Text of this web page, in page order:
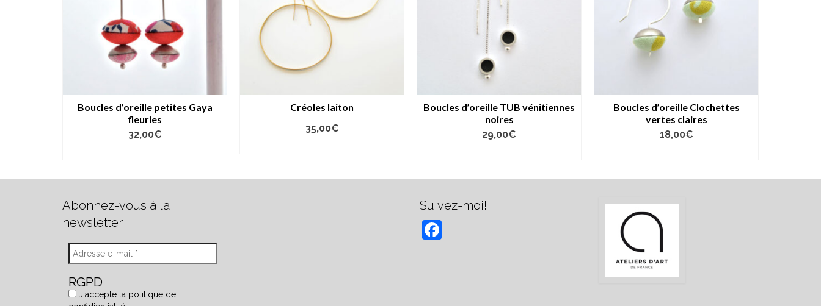
Boucles d’oreille petites Gaya
fleuries
32,00€
Créoles laiton
35,00€
Boucles d’oreille TUB vénitiennes
noires
29,00€
Boucles d’oreille Clochettes
vertes claires
18,00€
Abonnez-vous à la
newsletter
RGPD
J'accepte la politique de
Suivez-moi!